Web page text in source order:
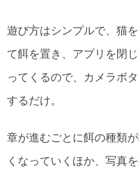
遊び方はシンプルで、猫
て餌を置き、アプリを閉
ってくるので、カメラボ
するだけ。
章が進むごとに餌の種類
くなっていくほか、写真